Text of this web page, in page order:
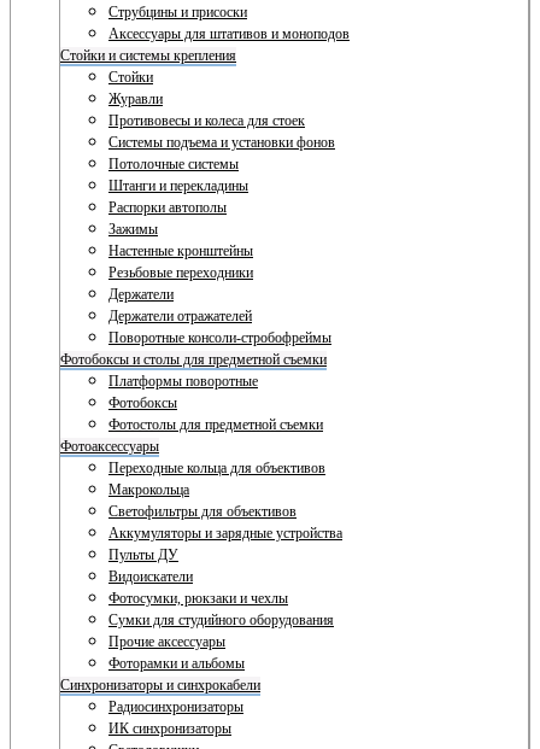
Струбцины и присоски
Аксессуары для штативов и моноподов
Стойки и системы крепления
Стойки
Журавли
Противовесы и колеса для стоек
Системы подъема и установки фонов
Потолочные системы
Штанги и перекладины
Распорки автополы
Зажимы
Настенные кронштейны
Резьбовые переходники
Держатели
Держатели отражателей
Поворотные консоли-стробофреймы
Фотобоксы и столы для предметной съемки
Платформы поворотные
Фотобоксы
Фотостолы для предметной съемки
Фотоаксессуары
Переходные кольца для объективов
Макрокольца
Светофильтры для объективов
Аккумуляторы и зарядные устройства
Пульты ДУ
Видоискатели
Фотосумки, рюкзаки и чехлы
Сумки для студийного оборудования
Прочие аксессуары
Фоторамки и альбомы
Синхронизаторы и синхрокабели
Радиосинхронизаторы
ИК синхронизаторы